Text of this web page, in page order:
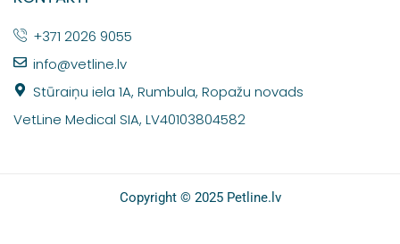
+371 2026 9055
info@vetline.lv
Stūraiņu iela 1A, Rumbula, Ropažu novads
VetLine Medical SIA, LV40103804582
Copyright © 2025 Petline.lv